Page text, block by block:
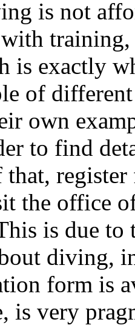
is not
with
is exactly
of
own
to find
that,
the office
is due to
diving,
form is
is very